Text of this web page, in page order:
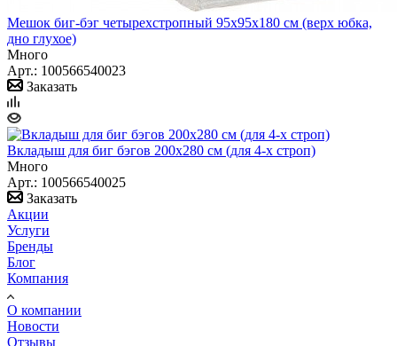
Мешок биг-бэг четырехстропный 95x95x180 см (верх юбка,
дно глухое)
Много
Арт.: 100566540023
Заказать
Вкладыш для биг бэгов 200x280 см (для 4-х строп)
Много
Арт.: 100566540025
Заказать
Акции
Услуги
Бренды
Блог
Компания
О компании
Новости
Отзывы